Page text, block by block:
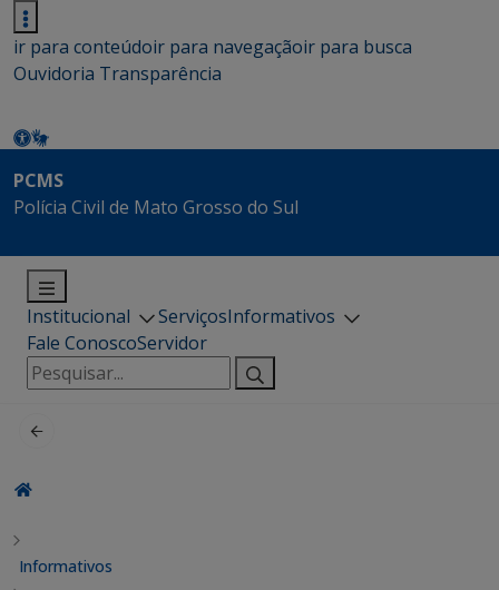
ir para conteúdoir para navegaçãoir para busca
Ouvidoria Transparência
PCMS
Polícia Civil de Mato Grosso do Sul
Institucional ServiçosInformativos
Fale ConoscoServidor
Pesquisar
por:
Informativos